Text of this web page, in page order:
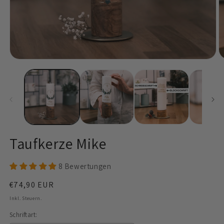
Modal
öffnen
Taufkerze Mike
8 Bewertungen
Normaler
Preis
€74,90 EUR
Inkl. Steuern.
Schriftart: